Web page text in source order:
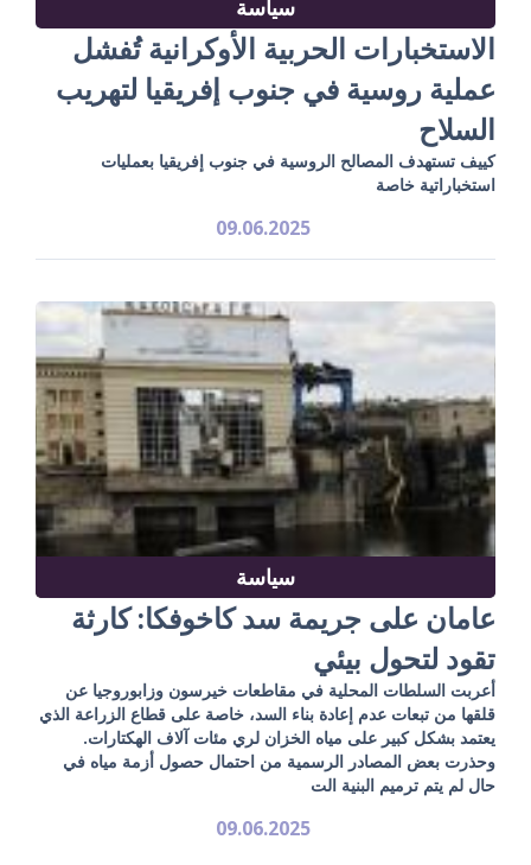
سياسة
الاستخبارات الحربية الأوكرانية تُفشل
عملية روسية في جنوب إفريقيا لتهريب
السلاح
كييف تستهدف المصالح الروسية في جنوب إفريقيا بعمليات
استخباراتية خاصة
09.06.2025
سياسة
عامان على جريمة سد كاخوفكا: كارثة
تقود لتحول بيئي
أعربت السلطات المحلية في مقاطعات خيرسون وزابوروجيا عن
قلقها من تبعات عدم إعادة بناء السد، خاصة على قطاع الزراعة الذي
يعتمد بشكل كبير على مياه الخزان لري مئات آلاف الهكتارات.
وحذرت بعض المصادر الرسمية من احتمال حصول أزمة مياه في
حال لم يتم ترميم البنية الت
09.06.2025